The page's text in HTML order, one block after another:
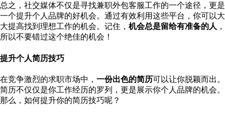
总之，社交媒体不仅是寻找兼职外包客服工作的一个途径，更是
一个提升个人品牌的好机会。通过有效利用这些平台，你可以大
大提高找到理想工作的机会。记住， 机会总是留给有准备的人 ，
所以不要错过这个绝佳的机会！
提升个人简历技巧
在竞争激烈的求职市场中， 一份出色的简历可以让你脱颖而出。
简历不仅仅是你工作经历的罗列，更是展示你个人品牌的机会。
那么，如何提升你的简历技巧呢？